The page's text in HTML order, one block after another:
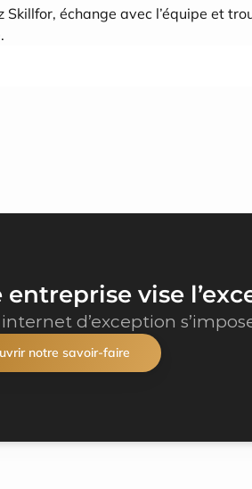
échange avec l’équipe et
entreprise vise
d’exception
notre savoir-faire